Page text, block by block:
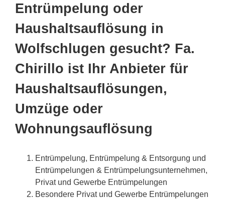
Entrümpelung oder
Haushaltsauflösung in
Wolfschlugen gesucht? Fa.
Chirillo ist Ihr Anbieter für
Haushaltsauflösungen,
Umzüge oder
Wohnungsauflösung
Entrümpelung, Entrümpelung & Entsorgung und
Entrümpelungen & Entrümpelungsunternehmen,
Privat und Gewerbe Entrümpelungen
Besondere Privat und Gewerbe Entrümpelungen